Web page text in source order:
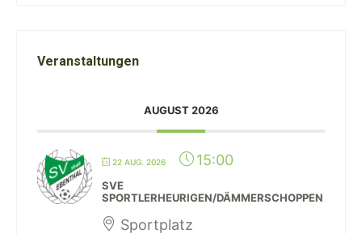
Veranstaltungen
AUGUST 2026
22 AUG. 2026 15:00
SVE
SPORTLERHEURIGEN/DÄMMERSCHOPPEN
Sportplatz